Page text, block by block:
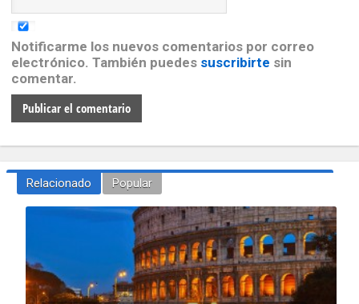
Notificarme los nuevos comentarios por correo
electrónico. También puedes suscribirte sin
comentar.
Relacionado Popular